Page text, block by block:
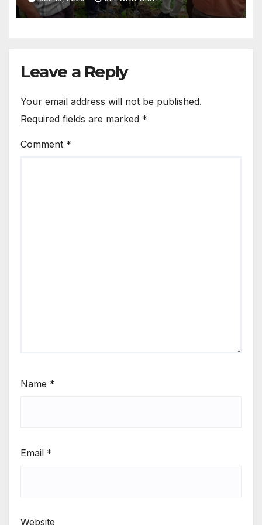
Leave a Reply
Your email address will not be published.
Required fields are marked *
Comment *
Name *
Email *
Website